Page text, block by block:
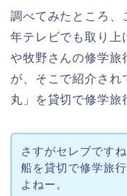
調べてみたところ、
年テレビでも取り上
や牧野さんの修学旅
が、そこで紹介され
丸」を貸切で修学旅
さすがセレブです
船を貸切で修学旅
よねー。